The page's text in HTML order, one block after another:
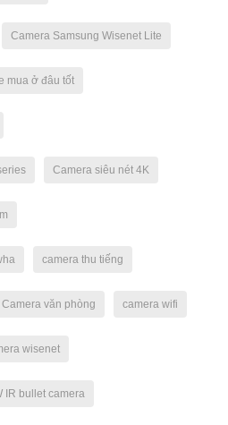
Camera Samsung Wisenet Lite
mua ở đâu tốt
Camera siêu nét 4K
camera thu tiếng
Camera văn phòng camera wifi
wisenet
IR bullet camera